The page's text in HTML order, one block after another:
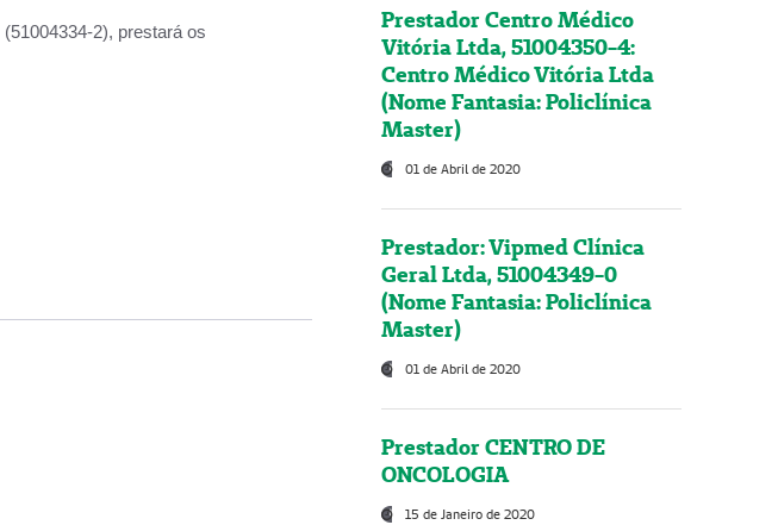
(51004334-2), prestará os
Prestador Centro Médico
Vitória Ltda, 51004350-4:
Centro Médico Vitória Ltda
(Nome Fantasia: Policlínica
Master)
01 de Abril de 2020
Prestador: Vipmed Clínica
Geral Ltda, 51004349-0
(Nome Fantasia: Policlínica
Master)
01 de Abril de 2020
Prestador CENTRO DE
ONCOLOGIA
15 de Janeiro de 2020